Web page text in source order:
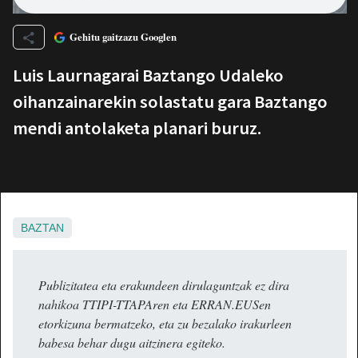
Gehitu gaitzazu Googlen
Luis Laurnagarai Baztango Udaleko
oihanzainarekin solastatu gara Baztango
mendi antolaketa planari buruz.
BAZTAN
Publizitatea eta erakundeen dirulaguntzak ez dira
nahikoa TTIPI-TTAPAren eta ERRAN.EUSen
etorkizuna bermatzeko, eta zu bezalako irakurleen
babesa behar dugu aitzinera egiteko.